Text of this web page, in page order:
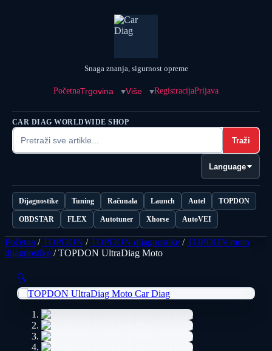
Snaga znanja, sigurnost opreme
PočetnaTrgovina Više RegistracijaPrijava
CAR DIAG WORLDWIDE SHOP
Traži
Language
Dijagnostike Tuning Računala Launch Autel TOPDON
OBDSTAR FLEX Autotuner Xhorse AutoVEI
Početna /TOPDON /TOPDON dijagnostike /TOPDON moto
dijagnostike / TOPDON UltraDiag Moto
🔍